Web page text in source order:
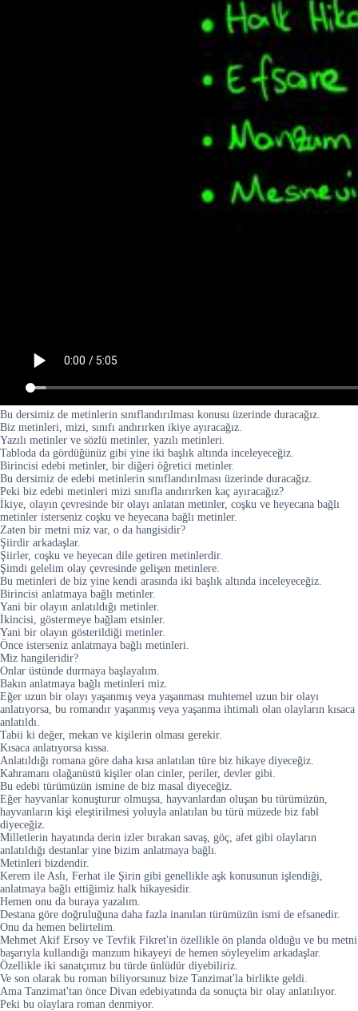
Bu dersimiz de metinlerin sınıflandırılması konusu üzerinde duracağız.
Biz metinleri, mizi, sınıfı andırırken ikiye ayıracağız.
Yazılı metinler ve sözlü metinler, yazılı metinleri.
Tabloda da gördüğünüz gibi yine iki başlık altında inceleyeceğiz.
Birincisi edebi metinler, bir diğeri öğretici metinler.
Bu dersimiz de edebi metinlerin sınıflandırılması üzerinde duracağız.
Peki biz edebi metinleri mizi sınıfla andırırken kaç ayıracağız?
İkiye, olayın çevresinde bir olayı anlatan metinler, coşku ve heyecana bağlı
metinler isterseniz coşku ve heyecana bağlı metinler.
Zaten bir metni miz var, o da hangisidir?
Şiirdir arkadaşlar.
Şiirler, coşku ve heyecan dile getiren metinlerdir.
Şimdi gelelim olay çevresinde gelişen metinlere.
Bu metinleri de biz yine kendi arasında iki başlık altında inceleyeceğiz.
Birincisi anlatmaya bağlı metinler.
Yani bir olayın anlatıldığı metinler.
İkincisi, göstermeye bağlam etsinler.
Yani bir olayın gösterildiği metinler.
Önce isterseniz anlatmaya bağlı metinleri.
Miz hangileridir?
Onlar üstünde durmaya başlayalım.
Bakın anlatmaya bağlı metinleri miz.
Eğer uzun bir olayı yaşanmış veya yaşanması muhtemel uzun bir olayı
anlatıyorsa, bu romandır yaşanmış veya yaşanma ihtimali olan olayların kısaca
anlatıldı.
Tabii ki değer, mekan ve kişilerin olması gerekir.
Kısaca anlatıyorsa kıssa.
Anlatıldığı romana göre daha kısa anlatılan türe biz hikaye diyeceğiz.
Kahramanı olağanüstü kişiler olan cinler, periler, devler gibi.
Bu edebi türümüzün ismine de biz masal diyeceğiz.
Eğer hayvanlar konuşturur olmuşsa, hayvanlardan oluşan bu türümüzün,
hayvanların kişi eleştirilmesi yoluyla anlatılan bu türü müzede biz fabl
diyeceğiz.
Milletlerin hayatında derin izler bırakan savaş, göç, afet gibi olayların
anlatıldığı destanlar yine bizim anlatmaya bağlı.
Metinleri bizdendir.
Kerem ile Aslı, Ferhat ile Şirin gibi genellikle aşk konusunun işlendiği,
anlatmaya bağlı ettiğimiz halk hikayesidir.
Hemen onu da buraya yazalım.
Destana göre doğruluğuna daha fazla inanılan türümüzün ismi de efsanedir.
Onu da hemen belirtelim.
Mehmet Akif Ersoy ve Tevfik Fikret'in özellikle ön planda olduğu ve bu metni
başarıyla kullandığı manzum hikayeyi de hemen söyleyelim arkadaşlar.
Özellikle iki sanatçımız bu türde ünlüdür diyebiliriz.
Ve son olarak bu roman biliyorsunuz bize Tanzimat'la birlikte geldi.
Ama Tanzimat'tan önce Divan edebiyatında da sonuçta bir olay anlatılıyor.
Peki bu olaylara roman denmiyor.